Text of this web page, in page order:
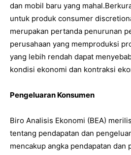
dan mobil baru yang
untuk produk consumer
merupakan pertanda penurunan
perusahaan yang memproduksi
yang lebih rendah dapat
kondisi ekonomi dan kontraksi
Pengeluaran Konsumen
Biro Analisis Ekonomi (BEA)
tentang pendapatan dan
mencakup angka pendapatan dan